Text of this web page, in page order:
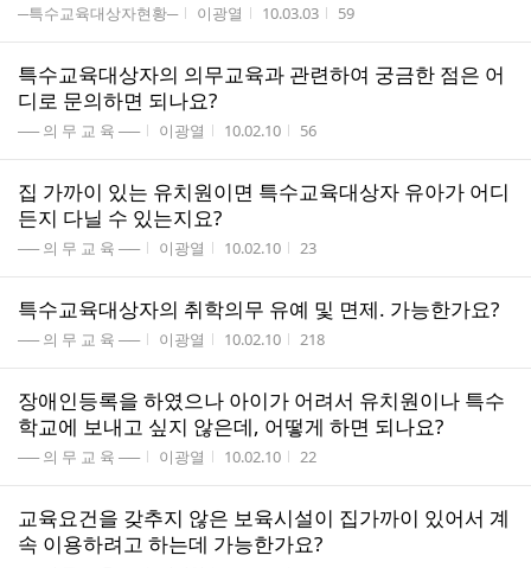
게시판명
─특수교육대상자현황─ 작성자
이광열 작성시간
10.03.03 조회수
59
특수교육대상자의 의무교육과 관련하여 궁금한 점은 어
디로 문의하면 되나요?
게시판명
── 의 무 교 육 ── 작성자
이광열 작성시간
10.02.10 조회수
56
집 가까이 있는 유치원이면 특수교육대상자 유아가 어디
든지 다닐 수 있는지요?
게시판명
── 의 무 교 육 ── 작성자
이광열 작성시간
10.02.10 조회수
23
특수교육대상자의 취학의무 유예 및 면제. 가능한가요?
게시판명
── 의 무 교 육 ── 작성자
이광열 작성시간
10.02.10 조회수
218
장애인등록을 하였으나 아이가 어려서 유치원이나 특수
학교에 보내고 싶지 않은데, 어떻게 하면 되나요?
게시판명
── 의 무 교 육 ── 작성자
이광열 작성시간
10.02.10 조회수
22
교육요건을 갖추지 않은 보육시설이 집가까이 있어서 계
속 이용하려고 하는데 가능한가요?